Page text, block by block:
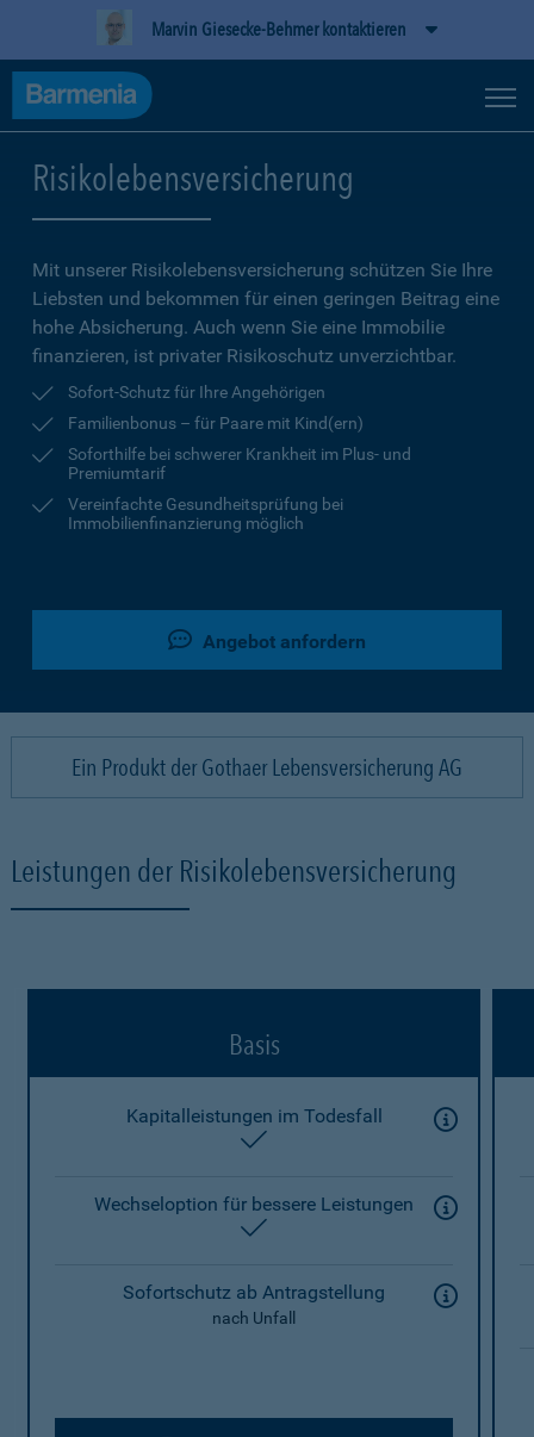
Marvin Giesecke-Behmer kontaktieren
Risikolebensversicherung
Mit unserer Risikolebensversicherung schützen Sie Ihre
Liebsten und bekommen für einen geringen Beitrag eine
hohe Ab­sicherung. Auch wenn Sie eine Immobilie
finanzieren, ist privater Risikoschutz unverzichtbar.
Sofort-Schutz für Ihre Angehörigen
Familienbonus – für Paare mit Kind(ern)
Soforthilfe bei schwerer Krankheit im Plus- und
Premiumtarif
Vereinfachte Gesundheitsprüfung bei
Immobilienfinanzierung möglich
Angebot anfordern
Ein Produkt der Gothaer Lebensversicherung AG
Leistungen der Risikolebensversicherung
Basis
Kapitalleistungen im Todesfall
Wechseloption für bessere Leistungen
Sofortschutz ab Antragstellung
nach Unfall